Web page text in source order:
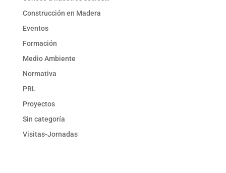
Construcción en Madera
Eventos
Formación
Medio Ambiente
Normativa
PRL
Proyectos
Sin categoría
Visitas-Jornadas